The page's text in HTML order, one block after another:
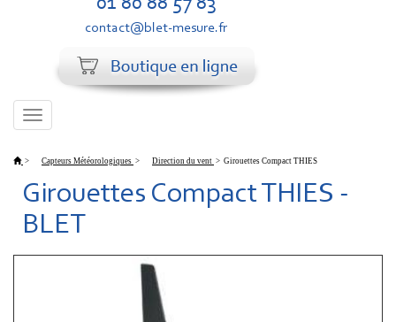
contact@blet-mesure.fr
Toggle
> Capteurs Météorologiques > Direction du vent > Girouettes Compact THIES
Girouettes Compact THIES -
BLET